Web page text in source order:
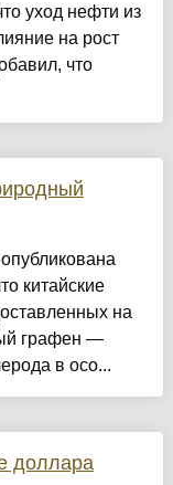
уход нефти из
на рост
что
китайские
на
графен —
в осо...
доллара